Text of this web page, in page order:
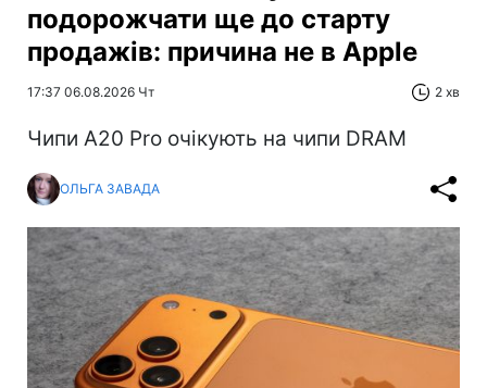
подорожчати ще до старту
продажів: причина не в Apple
17:37 06.08.2026 Чт 2 хв
Чипи A20 Pro очікують на чипи DRAM
ОЛЬГА ЗАВАДА